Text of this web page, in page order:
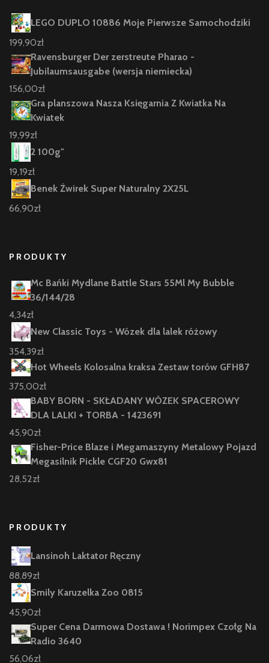
LEGO DUPLO 10886 Moje Pierwsze Samochodziki
199,90zł
Ravensburger Der zerstreute Pharao -
Jubilaumsausgabe (wersja niemiecka)
156,00zł
Gra planszowa Nasza Księgarnia Z Kwiatka Na
Kwiatek
19,99zł
2 100g"
19,19zł
Benek Żwirek Super Naturalny 2X25L
66,90zł
PRODUKTY
Mc Bańki Mydlane Battle Stars 55Ml My Bubble
36/144/28
4,34zł
New Classic Toys - Wózek dla lalek różowy
354,39zł
Hot Wheels Kolosalna kraksa Zestaw torów GFH87
375,00zł
BABY BORN - SKŁADANY WÓZEK SPACEROWY
DLA LALKI + TORBA - 1423691
45,90zł
Fisher-Price Blaze i Megamaszyny Metalowy Pojazd
Megasilnik Pickle CGF20 Gwx81
28,52zł
PRODUKTY
Lansinoh Laktator Ręczny
88,89zł
Smily Karuzelka Zoo 0815
45,90zł
Super Cena Darmowa Dostawa ! Norimpex Czołg Na
Radio 3640
56,06zł